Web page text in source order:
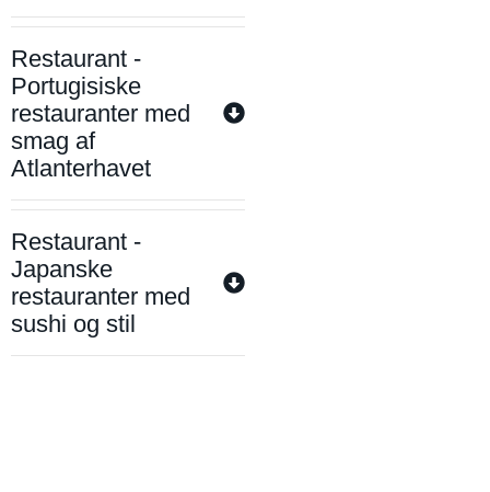
Restaurant -
Portugisiske
restauranter med
smag af
Atlanterhavet
Restaurant -
Japanske
restauranter med
sushi og stil